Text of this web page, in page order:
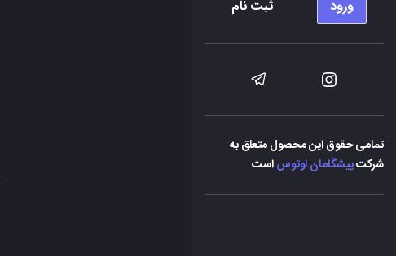
ورود ثبت نام
تمامی حقوق این محصول متعلق به
شرکتپیشگامان لوتوساست